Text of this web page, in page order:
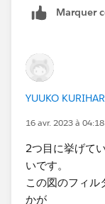
算フィールド
リストとオーダ
「クリックした
を使います。ダ
し、上部のダッ
択します。
域のフィールド
羅していない場
いデータをデー
加することなく
これは実際のデ
きません。）
のイメージが
左のイメージを
示して、or条件
パラメータがデ
のですが、でき
Marquer
YUUKO
16 avr. 2023 à 04:18
2つ目に挙げて
いです。
この​図のフィル
か​が